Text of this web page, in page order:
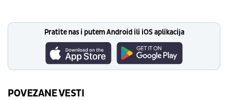
Pratite nas i putem Android ili iOS aplikacija
POVEZANE VESTI